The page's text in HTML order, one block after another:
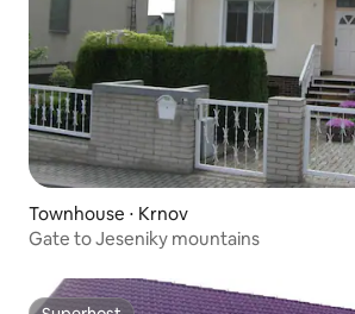
Townhouse ⋅ Krnov
Gate to Jeseniky mountains